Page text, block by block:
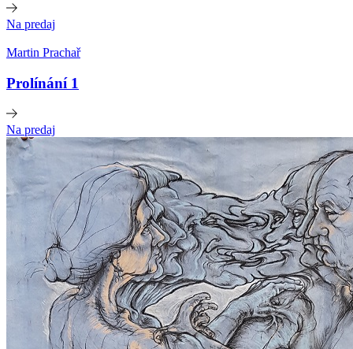
Na predaj
Martin Prachař
Prolínání 1
Na predaj